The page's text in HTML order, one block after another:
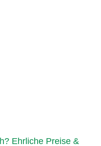
Ehrliche Preise &